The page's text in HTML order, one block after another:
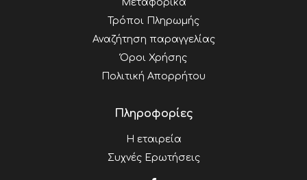
Μεταφορικά
Τρόποι Πληρωμής
Αναζήτηση παραγγελίας
Όροι Χρήσης
Πολιτική Απορρήτου
Πληροφορίες
Η εταιρεία
Συχνές Ερωτήσεις